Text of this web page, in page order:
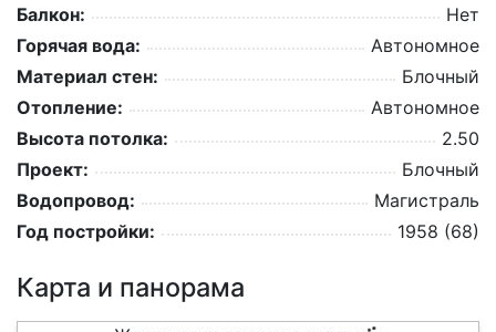
Балкон:
Нет
Горячая вода:
Автономное
Материал стен:
Блочный
Отопление:
Автономное
Высота потолка:
2.50
Проект:
Блочный
Водопровод:
Магистраль
Год постройки:
1958 (68)
Карта и панорама